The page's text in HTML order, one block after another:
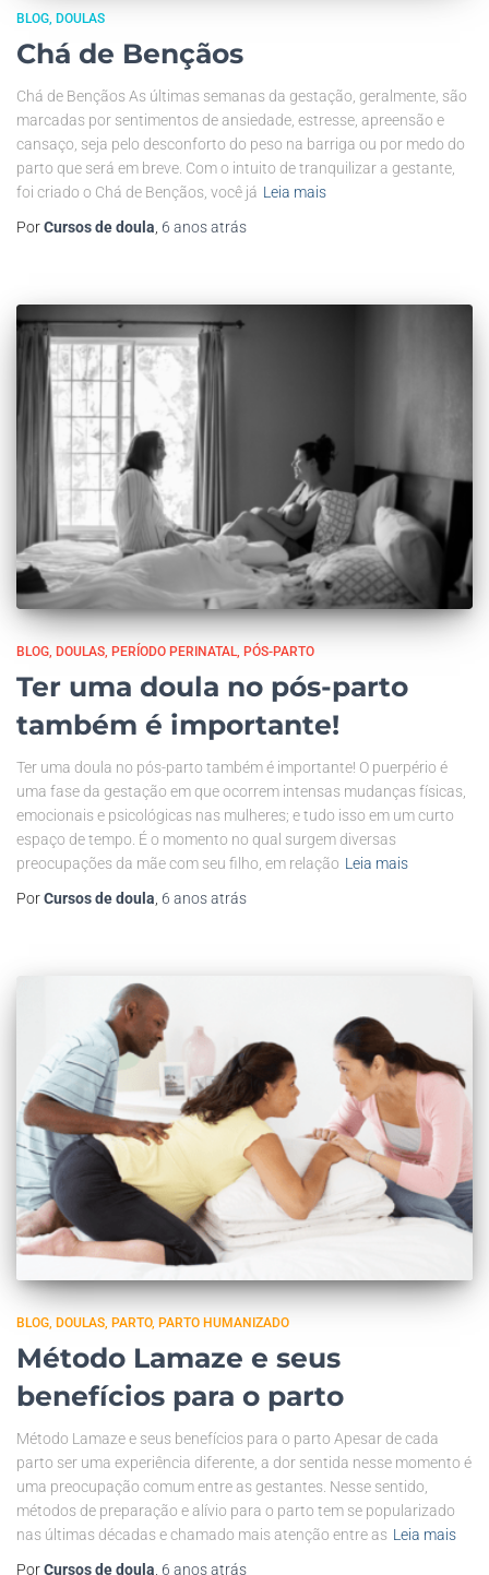
BLOG DOULAS
Chá de Bençãos
Chá de Bençãos As últimas semanas da gestação, geralmente, são
marcadas por sentimentos de ansiedade, estresse, apreensão e
cansaço, seja pelo desconforto do peso na barriga ou por medo do
parto que será em breve. Com o intuito de tranquilizar a gestante,
foi criado o Chá de Bençãos, você já Leia mais
PorCursos de doula, 6 anosatrás
BLOG DOULAS PERÍODO PERINATAL PÓS-PARTO
Ter uma doula no pós-parto
também é importante!
Ter uma doula no pós-parto também é importante! O puerpério é
uma fase da gestação em que ocorrem intensas mudanças físicas,
emocionais e psicológicas nas mulheres; e tudo isso em um curto
espaço de tempo. É o momento no qual surgem diversas
preocupações da mãe com seu filho, em relação Leia mais
PorCursos de doula 6 anosatrás
BLOG DOULAS PARTO PARTO HUMANIZADO
Método Lamaze e seus
benefícios para o parto
Método Lamaze e seus benefícios para o parto Apesar de cada
parto ser uma experiência diferente, a dor sentida nesse momento é
uma preocupação comum entre as gestantes. Nesse sentido,
métodos de preparação e alívio para o parto tem se popularizado
nas últimas décadas e chamado mais atenção entre as Leia mais
PorCursos de doula 6 anosatrás